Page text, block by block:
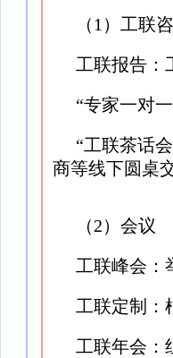
（1）工联
工联报告：
“专家一对
“工联茶话
商等线下圆桌
（2）会议
工联峰会：
工联定制：
工联年会：